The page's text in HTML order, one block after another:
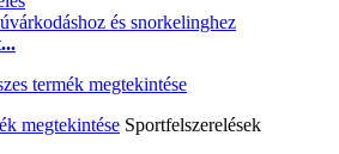
és snorkelinghez
megtekintése Sportfelszerelések